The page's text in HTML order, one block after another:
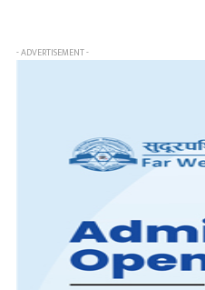
- ADVERTISEMENT -